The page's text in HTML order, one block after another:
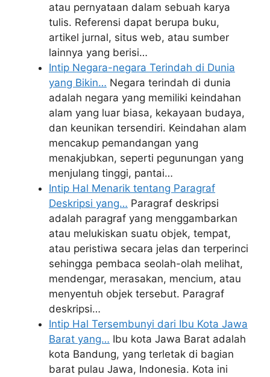
atau pernyataan dalam sebuah karya
tulis. Referensi dapat berupa buku,
artikel jurnal, situs web, atau sumber
lainnya yang berisi…
Intip Negara-negara Terindah di Dunia
yang Bikin… Negara terindah di dunia
adalah negara yang memiliki keindahan
alam yang luar biasa, kekayaan budaya,
dan keunikan tersendiri. Keindahan alam
mencakup pemandangan yang
menakjubkan, seperti pegunungan yang
menjulang tinggi, pantai…
Intip Hal Menarik tentang Paragraf
Deskripsi yang… Paragraf deskripsi
adalah paragraf yang menggambarkan
atau melukiskan suatu objek, tempat,
atau peristiwa secara jelas dan terperinci
sehingga pembaca seolah-olah melihat,
mendengar, merasakan, mencium, atau
menyentuh objek tersebut. Paragraf
deskripsi…
Intip Hal Tersembunyi dari Ibu Kota Jawa
Barat yang… Ibu kota Jawa Barat adalah
kota Bandung, yang terletak di bagian
barat pulau Jawa, Indonesia. Kota ini